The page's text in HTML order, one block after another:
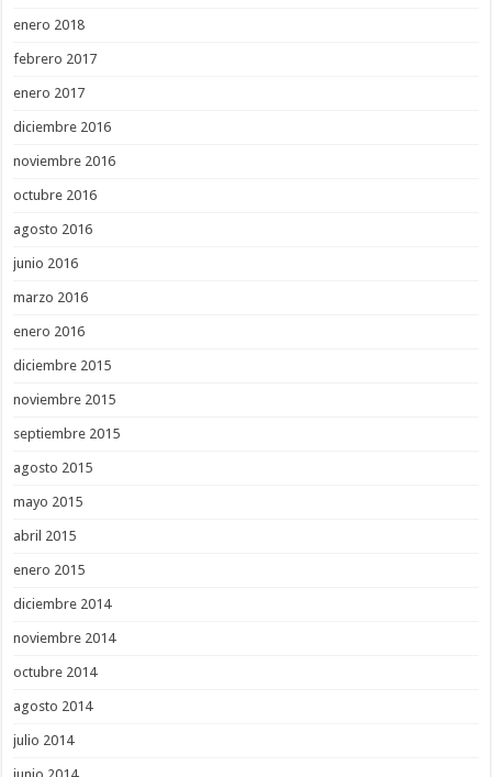
enero 2018
febrero 2017
enero 2017
diciembre 2016
noviembre 2016
octubre 2016
agosto 2016
junio 2016
marzo 2016
enero 2016
diciembre 2015
noviembre 2015
septiembre 2015
agosto 2015
mayo 2015
abril 2015
enero 2015
diciembre 2014
noviembre 2014
octubre 2014
agosto 2014
julio 2014